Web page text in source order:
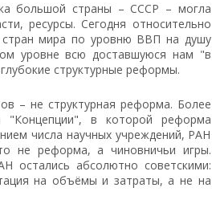
большой страны – СССР – могла
ресурсы. Сегодня относительно
стран мира по уровню ВВП на душу
уровне всю доставшуюся нам "в
структурные реформы.
– не структурная реформа. Более
"Концепции", в которой реформа
числа научных учреждений, РАН
не реформа, а чиновничьи игры.
остались абсолютно советскими:
на объёмы и затраты, а не на